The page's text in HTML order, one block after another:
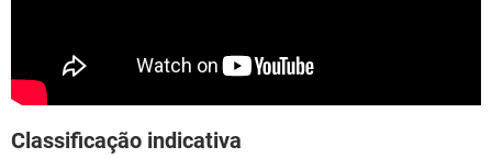
Classificação indicativa